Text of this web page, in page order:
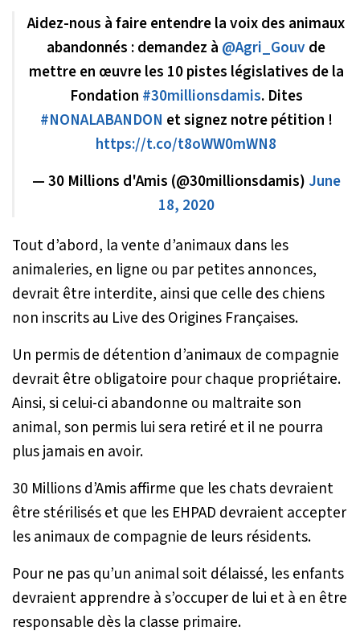
Aidez-nous à faire entendre la voix des animaux
abandonnés : demandez à @Agri_Gouvde
mettre en œuvre les 10 pistes législatives de la
Fondation #30millionsdamis. Dites
#NONALABANDON et signez notre pétition !
https://t.co/t8oWW0mWN8
— 30 Millions d'Amis (@30millionsdamis) June
18, 2020
Tout d’abord, la vente d’animaux dans les
animaleries, en ligne ou par petites annonces,
devrait être interdite, ainsi que celle des chiens
non inscrits au Live des Origines Françaises.
Un permis de détention d’animaux de compagnie
devrait être obligatoire pour chaque propriétaire.
Ainsi, si celui-ci abandonne ou maltraite son
animal, son permis lui sera retiré et il ne pourra
plus jamais en avoir.
30 Millions d’Amis affirme que les chats devraient
être stérilisés et que les EHPAD devraient accepter
les animaux de compagnie de leurs résidents.
Pour ne pas qu’un animal soit délaissé, les enfants
devraient apprendre à s’occuper de lui et à en être
responsable dès la classe primaire.